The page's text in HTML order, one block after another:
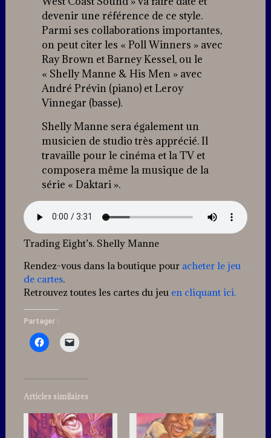
devenir une référence de ce style.
Parmi ses collaborations importantes,
on peut citer les « Poll Winners » avec
Ray Brown et Barney Kessel, ou le
« Shelly Manne & His Men » avec
André Prévin (piano) et Leroy
Vinnegar (basse).
Shelly Manne sera également un
musicien de studio très apprécié. Il
travaille pour le cinéma et la TV et
composera même la musique de la
série « Daktari ».
Trading Eight’s. Shelly Manne
Rendez-vous dans la boutique pour acheter le jeu
de cartes.
Retrouvez toutes les cartes du jeu en cliquant ici.
Partager :
Articles similaires